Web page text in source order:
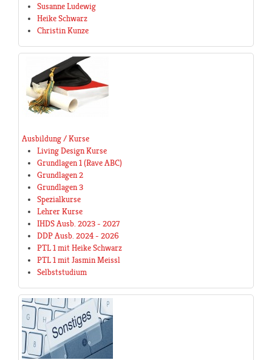
Susanne Ludewig
Heike Schwarz
Christin Kunze
Ausbildung / Kurse
Living Design Kurse
Grundlagen 1 (Rave ABC)
Grundlagen 2
Grundlagen 3
Spezialkurse
Lehrer Kurse
IHDS Ausb. 2023 - 2027
DDP Ausb. 2024 - 2026
PTL 1 mit Heike Schwarz
PTL 1 mit Jasmin Meissl
Selbststudium